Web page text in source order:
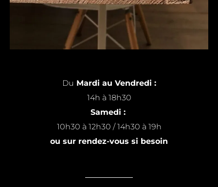
Du Mardi au Vendredi :
14h à 18h30
Samedi :
10h30 à 12h30 / 14h30 à 19h
ou sur rendez-vous si besoin